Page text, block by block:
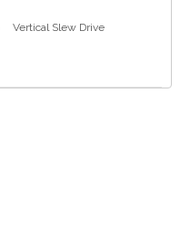
Vertical Slew Drive